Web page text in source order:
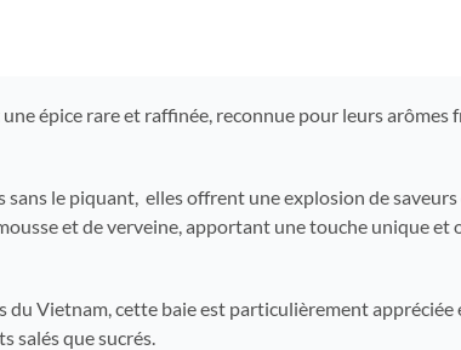
épice rare et raffinée, reconnue pour leurs arômes
le piquant, elles offrent une explosion de saveurs
et de verveine, apportant une touche unique et
Vietnam, cette baie est particulièrement appréciée
salés que sucrés.